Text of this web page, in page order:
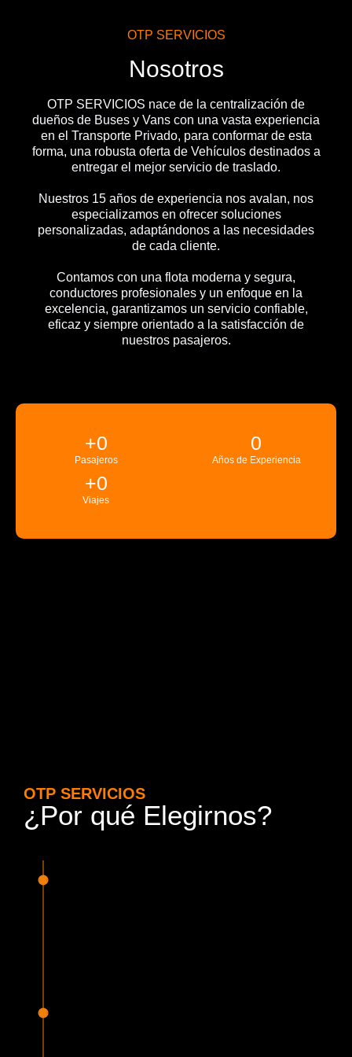
OTP SERVICIOS
Nosotros
OTP SERVICIOS nace de la centralización de
dueños de Buses y Vans con una vasta experiencia
en el Transporte Privado, para conformar de esta
forma, una robusta oferta de Vehículos destinados a
entregar el mejor servicio de traslado.
Nuestros 15 años de experiencia nos avalan, nos
especializamos en ofrecer soluciones
personalizadas, adaptándonos a las necesidades
de cada cliente.
Contamos con una flota moderna y segura,
conductores profesionales y un enfoque en la
excelencia, garantizamos un servicio confiable,
eficaz y siempre orientado a la satisfacción de
nuestros pasajeros.
Pasajeros
+0
Años de Experiencia
0
Viajes
+0
OTP SERVICIOS
¿Por qué Elegirnos?